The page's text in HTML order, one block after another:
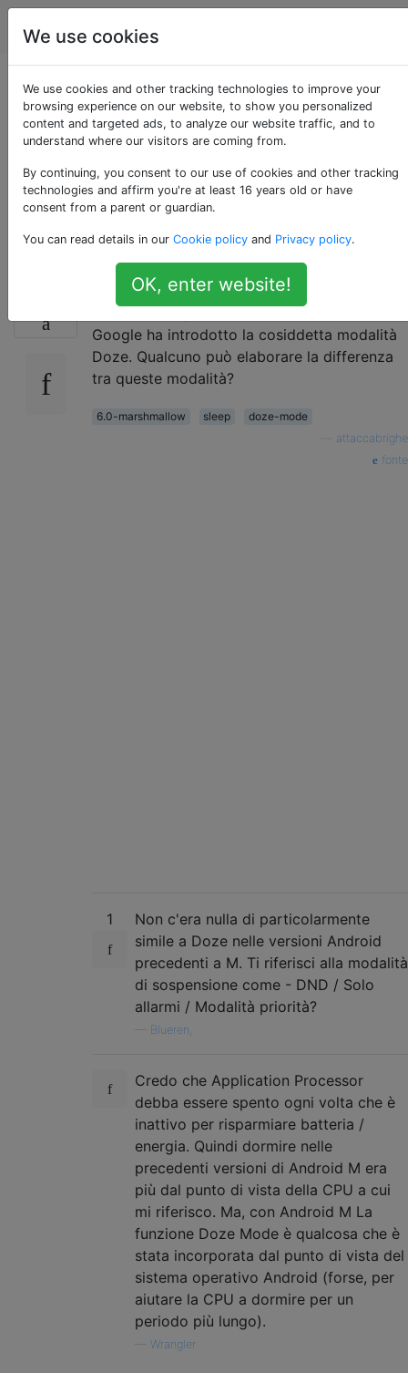
Android
Differenza tra la
modalità Doze e la
modalità Sleep in
Android Marshmallow
Prima di Android M c'era qualcosa chiamato
modalità sleep in Android. Con Android M
Google ha introdotto la cosiddetta modalità
Doze. Qualcuno può elaborare la differenza
tra queste modalità?
6.0-marshmallow sleep
doze-mode
attaccabrighe
fonte
1
Non c'era nulla di particolarmente
simile a Doze nelle versioni Android
precedenti a M. Ti riferisci alla modalità
di sospensione come - DND / Solo
allarmi / Modalità priorità?
Blueren,
Credo che Application Processor
debba essere spento ogni volta che è
inattivo per risparmiare batteria /
energia. Quindi dormire nelle
precedenti versioni di Android M era
più dal punto di vista della CPU a cui
mi riferisco. Ma, con Android M La
funzione Doze Mode è qualcosa che è
stata incorporata dal punto di vista del
sistema operativo Android (forse, per
aiutare la CPU a dormire per un
periodo più lungo).
Wrangler
We use cookies
We use cookies and other tracking technologies to improve your
browsing experience on our website, to show you personalized
content and targeted ads, to analyze our website traffic, and to
understand where our visitors are coming from.
By continuing, you consent to our use of cookies and other tracking
technologies and affirm you're at least 16 years old or have
consent from a parent or guardian.
You can read details in our Cookie policy and Privacy policy.
OK, enter website!